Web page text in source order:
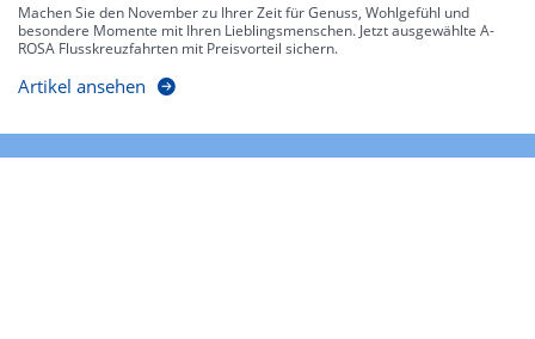
Machen Sie den November zu Ihrer Zeit für Genuss, Wohlgefühl und
besondere Momente mit Ihren Lieblingsmenschen. Jetzt ausgewählte A-
ROSA Flusskreuzfahrten mit Preisvorteil sichern.
Artikel ansehen